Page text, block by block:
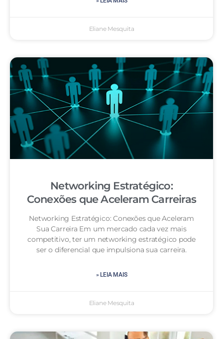
Eliane Mesquita
Networking Estratégico:
Conexões que Aceleram Carreiras
Networking Estratégico: Conexões que Aceleram
Sua Carreira Em um mercado cada vez mais
competitivo, ter um networking estratégico pode
ser o diferencial que impulsiona sua carreira.
» LEIA MAIS
Eliane Mesquita